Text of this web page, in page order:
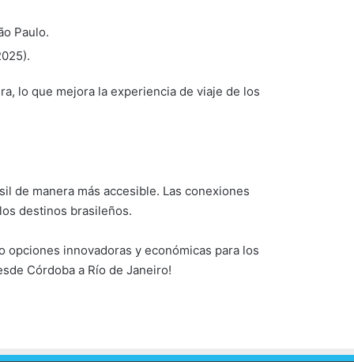
Paulo.
lo que mejora la experiencia de viaje de los
de manera más accesible. Las conexiones
destinos brasileños.
innovadoras y económicas para los
Córdoba a Río de Janeiro!